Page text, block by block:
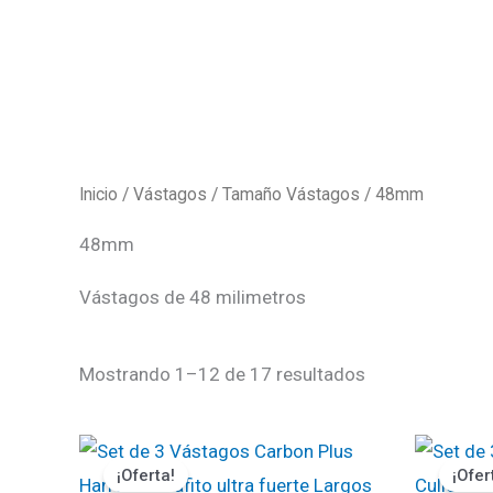
Inicio / Vástagos / Tamaño Vástagos / 48mm
48mm
Vástagos de 48 milimetros
Mostrando 1–12 de 17 resultados
¡Oferta!
El
precio
original
El
precio
actual
El